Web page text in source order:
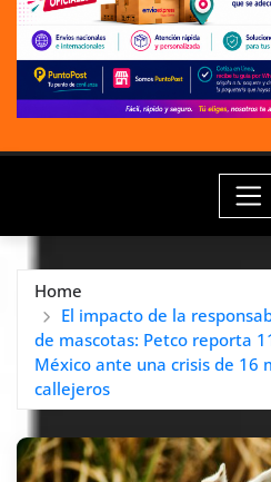
Home
El impacto de la
de mascotas: Petco reporta
México ante una crisis de 16
callejeros